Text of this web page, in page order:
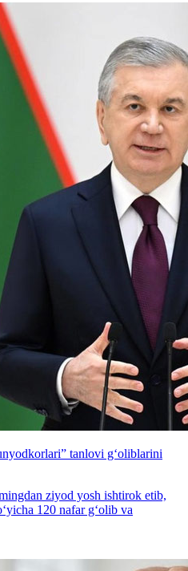
tanlovi g‘oliblarini
ziyod yosh ishtirok etib,
120 nafar g‘olib va